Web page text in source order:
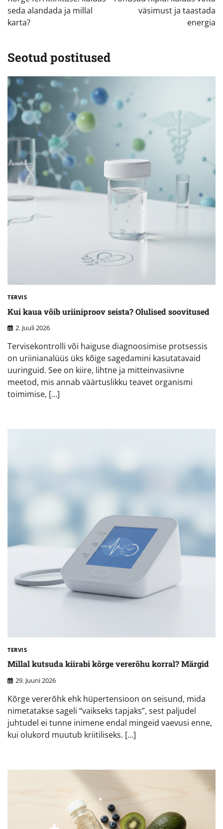
seda alandada ja millal
karta?
väsimust ja taastada
energia
Seotud postitused
TERVIS
Kui kaua võib uriiniproov seista? Olulised soovitused
2. Juuli 2026
Tervisekontrolli või haiguse diagnoosimise protsessis
on uriinianalüüs üks kõige sagedamini kasutatavaid
uuringuid. See on kiire, lihtne ja mitteinvasiivne
meetod, mis annab väärtuslikku teavet organismi
toimimise, […]
TERVIS
Millal kutsuda kiirabi kõrge vererõhu korral? Märgid
29. Juuni 2026
Kõrge vererõhk ehk hüpertensioon on seisund, mida
nimetatakse sageli “vaikseks tapjaks”, sest paljudel
juhtudel ei tunne inimene endal mingeid vaevusi enne,
kui olukord muutub kriitiliseks. […]